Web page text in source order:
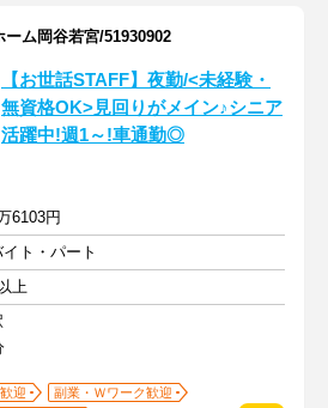
ム岡谷若宮/51930902
【お世話STAFF】夜勤/<未経験・
無資格OK>見回りがメイン♪シニア
活躍中!週1～!車通勤◎
6103円
ト・パート
上
迎
副業・Ｗワーク歓迎